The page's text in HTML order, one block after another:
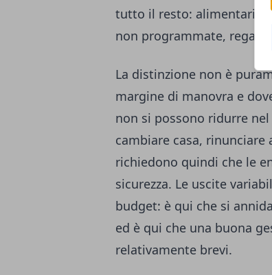
tutto il resto: alimentari,
non programmate, regali,
La distinzione non è
margine di manovra e
non si possono ridurre
cambiare casa,
richiedono quindi che le
sicurezza. Le uscite
budget: è qui che si
ed è qui che una buona
relativamente brevi.